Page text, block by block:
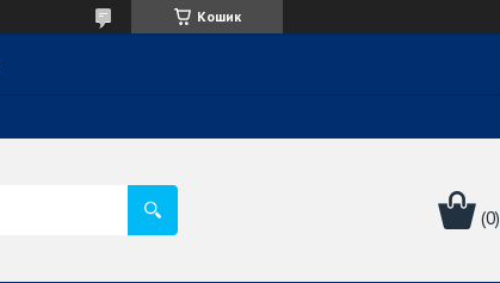
Кошик